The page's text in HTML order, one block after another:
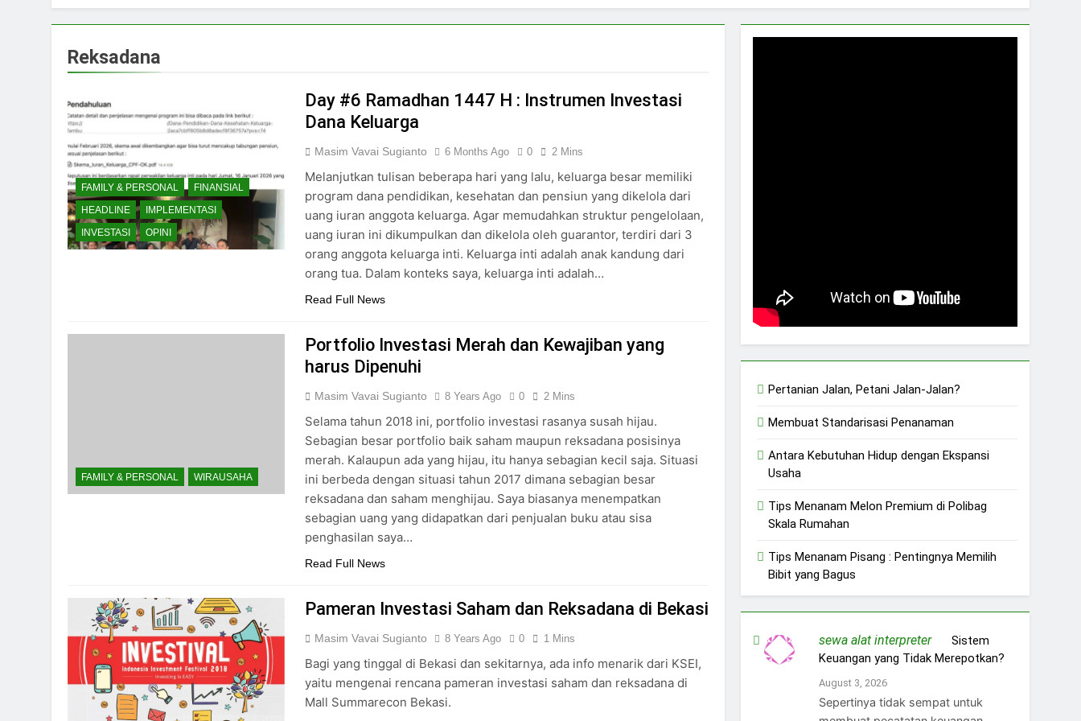
Reksadana
FAMILY & PERSONAL
FINANSIAL
HEADLINE
IMPLEMENTASI
INVESTASI
OPINI
Day #6 Ramadhan 1447 H : Instrumen Investasi
Dana Keluarga
Masim Vavai Sugianto 6 Months Ago 0 2 Mins
Melanjutkan tulisan beberapa hari yang lalu, keluarga besar memiliki
program dana pendidikan, kesehatan dan pensiun yang dikelola dari
uang iuran anggota keluarga. Agar memudahkan struktur pengelolaan,
uang iuran ini dikumpulkan dan dikelola oleh guarantor, terdiri dari 3
orang anggota keluarga inti. Keluarga inti adalah anak kandung dari
orang tua. Dalam konteks saya, keluarga inti adalah…
Read Full News
FAMILY & PERSONAL WIRAUSAHA
Portfolio Investasi Merah dan Kewajiban yang
harus Dipenuhi
Masim Vavai Sugianto 8 Years Ago 0 2 Mins
Selama tahun 2018 ini, portfolio investasi rasanya susah hijau.
Sebagian besar portfolio baik saham maupun reksadana posisinya
merah. Kalaupun ada yang hijau, itu hanya sebagian kecil saja. Situasi
ini berbeda dengan situasi tahun 2017 dimana sebagian besar
reksadana dan saham menghijau. Saya biasanya menempatkan
sebagian uang yang didapatkan dari penjualan buku atau sisa
penghasilan saya…
Read Full News
Pameran Investasi Saham dan Reksadana di Bekasi
Masim Vavai Sugianto 8 Years Ago 0 1 Mins
Bagi yang tinggal di Bekasi dan sekitarnya, ada info menarik dari KSEI,
yaitu mengenai rencana pameran investasi saham dan reksadana di
Mall Summarecon Bekasi.
Pertanian Jalan, Petani Jalan-Jalan?
Membuat Standarisasi Penanaman
Antara Kebutuhan Hidup dengan Ekspansi
Usaha
Tips Menanam Melon Premium di Polibag
Skala Rumahan
Tips Menanam Pisang : Pentingnya Memilih
Bibit yang Bagus
sewa alat interpreteron Sistem
Keuangan yang Tidak Merepotkan?
August 3, 2026
Sepertinya tidak sempat untuk